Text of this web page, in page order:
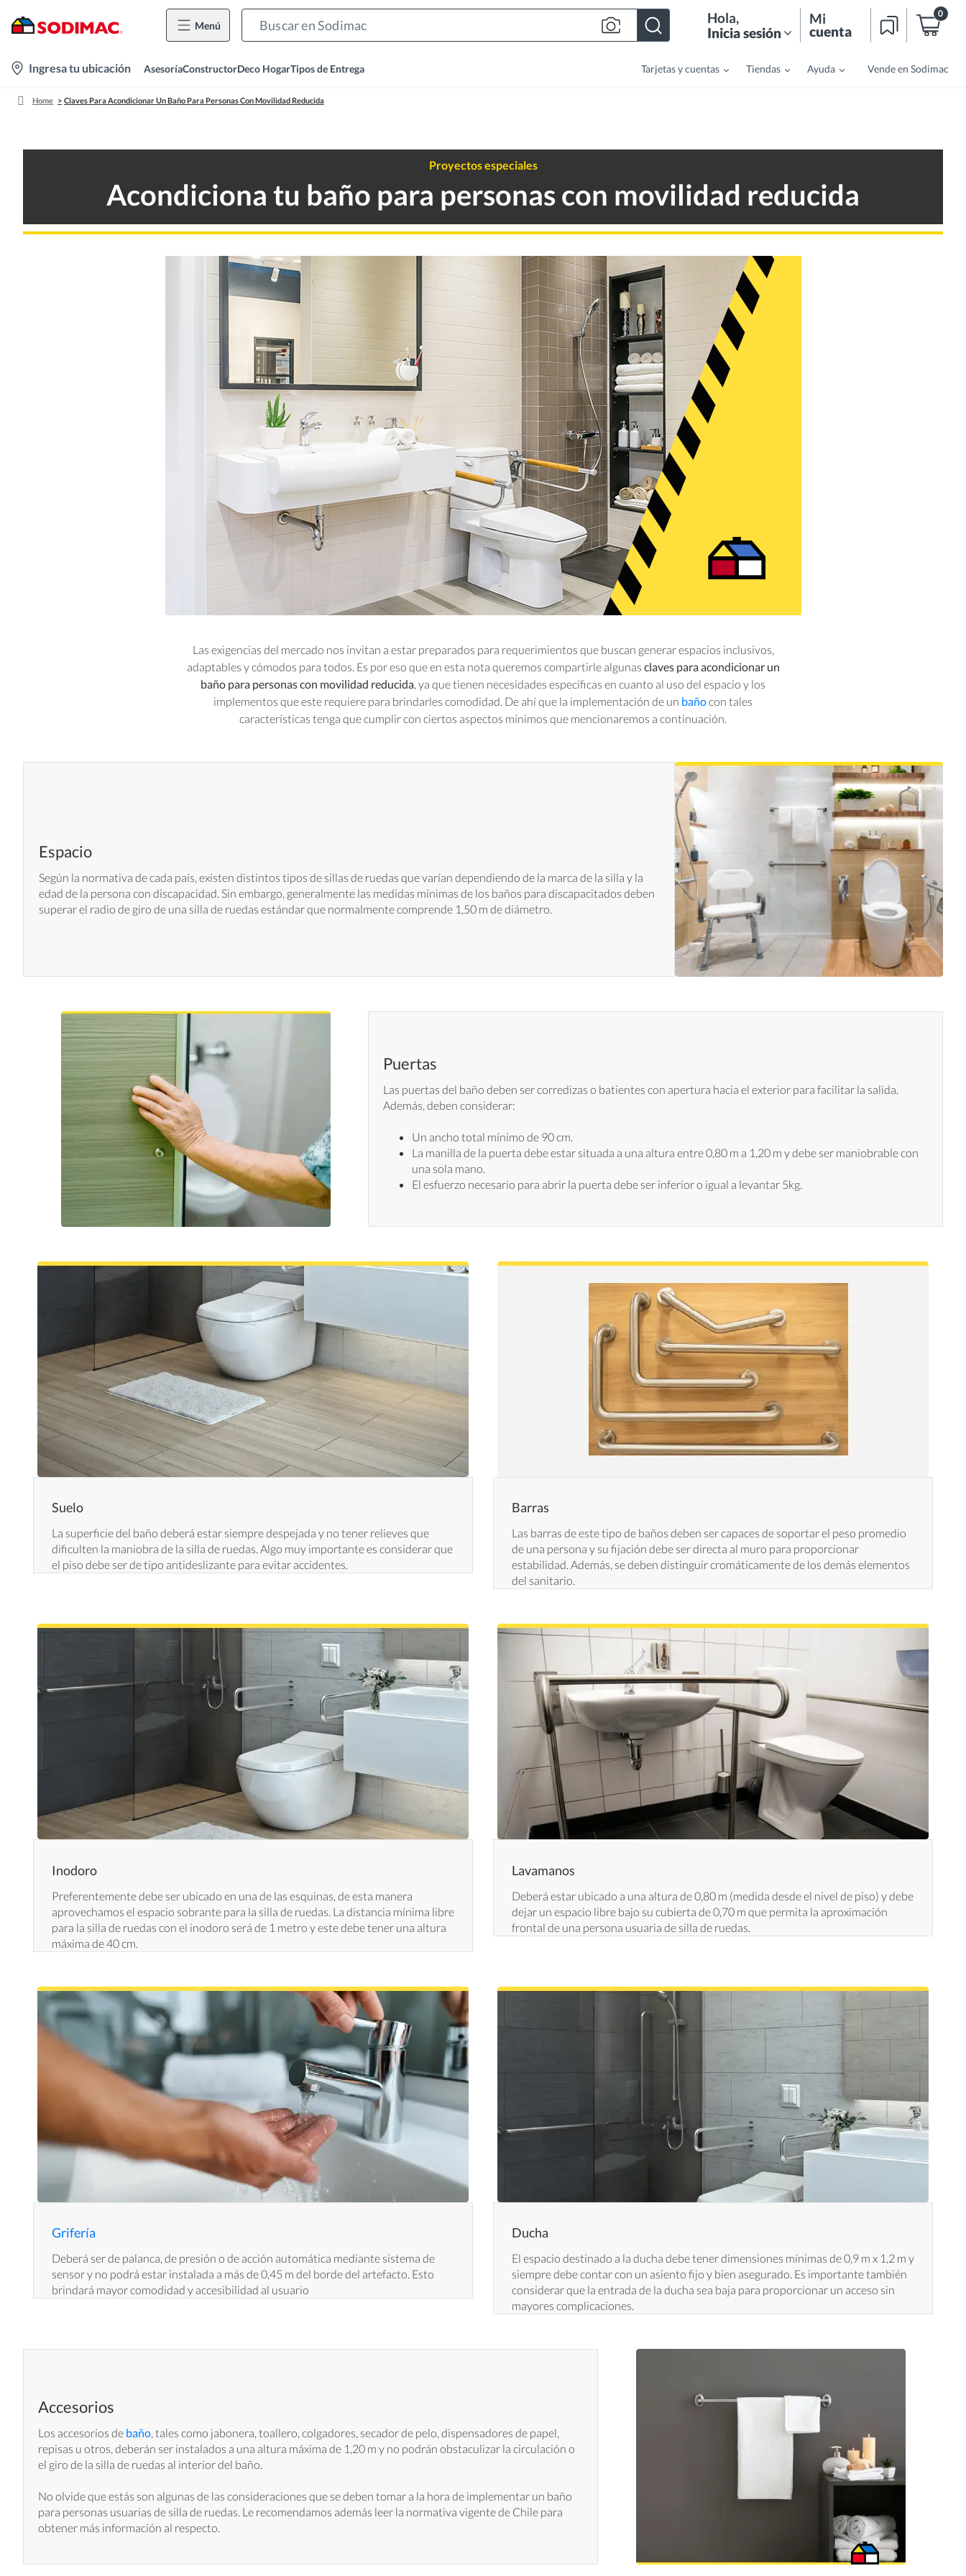
Menú Hola,
Inicia sesión
Mi
cuenta
0
location-
Ingresa tu ubicación AsesoríaConstructorDeco HogarTipos de Entrega Tarjetas y cuentas Tiendas Ayuda Vende en Sodimac
Home Claves Para Acondicionar Un Baño Para Personas Con Movilidad Reducida
Proyectos especiales
Acondiciona tu baño para personas con movilidad reducida
Las exigencias del mercado nos invitan a estar preparados para requerimientos que buscan generar espacios inclusivos,
adaptables y cómodos para todos. Es por eso que en esta nota queremos compartirle algunas claves para acondicionar un
baño para personas con movilidad reducida, ya que tienen necesidades específicas en cuanto al uso del espacio y los
implementos que este requiere para brindarles comodidad. De ahí que la implementación de un bañocon tales
características tenga que cumplir con ciertos aspectos mínimos que mencionaremos a continuación.
Espacio
Según la normativa de cada país, existen distintos tipos de sillas de ruedas que varían dependiendo de la marca de la silla y la
edad de la persona con discapacidad. Sin embargo, generalmente las medidas mínimas de los baños para discapacitados deben
superar el radio de giro de una silla de ruedas estándar que normalmente comprende 1,50 m de diámetro.
Puertas
Las puertas del baño deben ser corredizas o batientes con apertura hacia el exterior para facilitar la salida.
Además, deben considerar:
Un ancho total mínimo de 90 cm.
La manilla de la puerta debe estar situada a una altura entre 0,80 m a 1,20 m y debe ser maniobrable con
una sola mano.
El esfuerzo necesario para abrir la puerta debe ser inferior o igual a levantar 5kg.
Suelo
La superficie del baño deberá estar siempre despejada y no tener relieves que
dificulten la maniobra de la silla de ruedas. Algo muy importante es considerar que
el piso debe ser de tipo antideslizante para evitar accidentes.
Barras
Las barras de este tipo de baños deben ser capaces de soportar el peso promedio
de una persona y su fijación debe ser directa al muro para proporcionar
estabilidad. Además, se deben distinguir cromáticamente de los demás elementos
del sanitario.
Inodoro
Preferentemente debe ser ubicado en una de las esquinas, de esta manera
aprovechamos el espacio sobrante para la silla de ruedas. La distancia mínima libre
para la silla de ruedas con el inodoro será de 1 metro y este debe tener una altura
máxima de 40 cm.
Lavamanos
Deberá estar ubicado a una altura de 0,80 m (medida desde el nivel de piso) y debe
dejar un espacio libre bajo su cubierta de 0,70 m que permita la aproximación
frontal de una persona usuaria de silla de ruedas.
Grifería
Deberá ser de palanca, de presión o de acción automática mediante sistema de
sensor y no podrá estar instalada a más de 0,45 m del borde del artefacto. Esto
brindará mayor comodidad y accesibilidad al usuario
Ducha
El espacio destinado a la ducha debe tener dimensiones mínimas de 0,9 m x 1,2 m y
siempre debe contar con un asiento fijo y bien asegurado. Es importante también
considerar que la entrada de la ducha sea baja para proporcionar un acceso sin
mayores complicaciones.
Accesorios
Los accesorios de baño, tales como jabonera, toallero, colgadores, secador de pelo, dispensadores de papel,
repisas u otros, deberán ser instalados a una altura máxima de 1,20 m y no podrán obstaculizar la circulación o
el giro de la silla de ruedas al interior del baño.
No olvide que estás son algunas de las consideraciones que se deben tomar a la hora de implementar un baño
para personas usuarias de silla de ruedas. Le recomendamos además leer la normativa vigente de Chile para
obtener más información al respecto.